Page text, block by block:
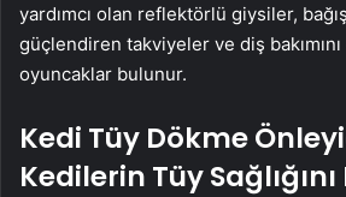
yardımcı olan reflektörlü giysiler,
güçlendiren takviyeler ve diş
oyuncaklar bulunur.
Kedi Tüy Dökme
Kedilerin Tüy